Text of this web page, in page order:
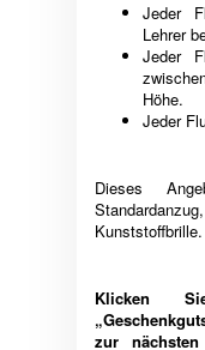
Jeder
Lehrer
Jeder
Höhe.
Jeder
Dieses
Kunststoffbrille.
Klicken
zur